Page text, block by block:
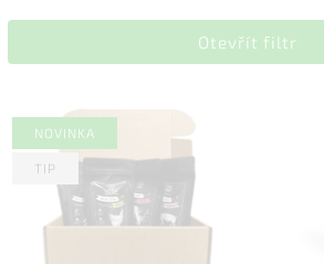
Nejlevnější
Otevřít filtr
NOVINKA
TIP